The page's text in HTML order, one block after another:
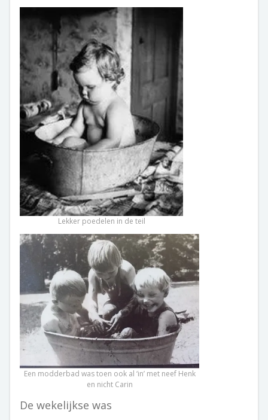
Lekker poedelen in de teil
Een modderbad was toen ook al ‘in’ met neef Henk
en nicht Carin
De wekelijkse was